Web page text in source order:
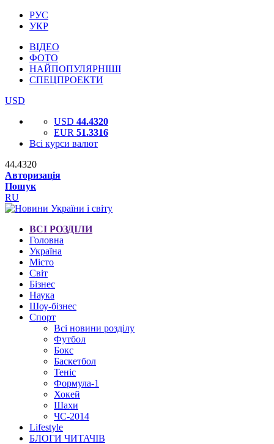
РУС
УКР
ВІДЕО
ФОТО
НАЙПОПУЛЯРНІШІ
СПЕЦПРОЕКТИ
USD
USD 44.4320
EUR 51.3316
Всі курси валют
44.4320
Авторизація
Пошук
RU
ВСІ РОЗДІЛИ
Головна
Україна
Місто
Світ
Бізнес
Наука
Шоу-бізнес
Спорт
Всі новини розділу
Футбол
Бокс
Баскетбол
Теніс
Формула-1
Хокей
Шахи
ЧС-2014
Lifestyle
БЛОГИ ЧИТАЧІВ